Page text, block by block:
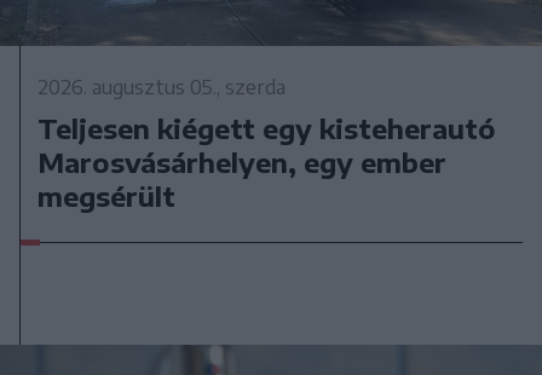
2026. augusztus 05., szerda
Teljesen kiégett egy kisteherautó
Marosvásárhelyen, egy ember
megsérült